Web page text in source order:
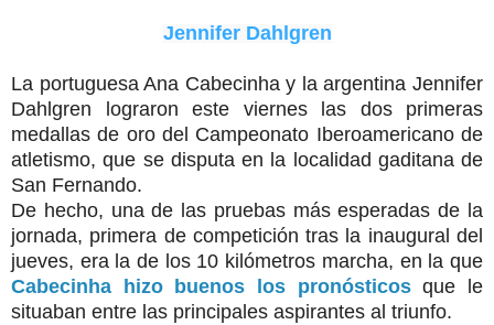
Jennifer Dahlgren
La portuguesa Ana Cabecinha y la argentina Jennifer
Dahlgren lograron este viernes las dos primeras
medallas de oro del Campeonato Iberoamericano de
atletismo, que se disputa en la localidad gaditana de
San Fernando.
De hecho, una de las pruebas más esperadas de la
jornada, primera de competición tras la inaugural del
jueves, era la de los 10 kilómetros marcha, en la que
Cabecinha hizo buenos los pronósticos que le
situaban entre las principales aspirantes al triunfo.